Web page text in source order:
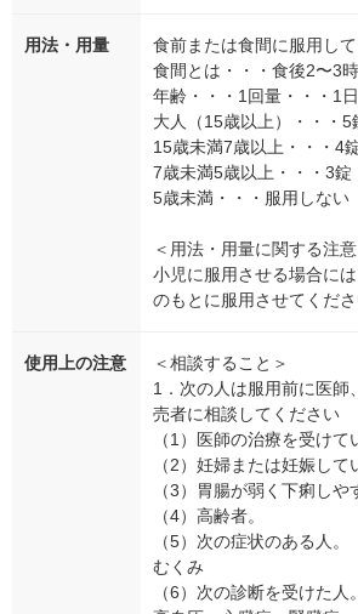
用法・用量
食前または食間に服用して
食間とは・・・食後2〜3
年齢・・・1回量・・・1
大人（15歳以上）・・・5
15歳未満7歳以上・・・4
7歳未満5歳以上・・・3錠
5歳未満・・・服用しない
＜用法・用量に関する注意
小児に服用させる場合に
のもとに服用させてくださ
使用上の注意
＜相談すること＞
1．次の人は服用前に医師
売者に相談してください
（1）医師の治療を受けて
（2）妊婦または妊娠して
（3）胃腸が弱く下痢しや
（4）高齢者。
（5）次の症状のある人。
むくみ
（6）次の診断を受けた人。